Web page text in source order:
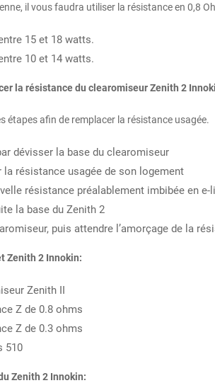
il vous faudra utiliser la résistance en 0,8
15 et 18 watts.
10 et 14 watts.
la résistance du clearomiseur Zenith 2
étapes afin de remplacer la résistance usagée.
dévisser la base du clearomiseur
la résistance usagée de son logement
résistance préalablement imbibée en e-
la base du Zenith 2
puis attendre l’amorçage de la
Zenith 2 Innokin:
Zenith II
Z de 0.8 ohms
Z de 0.3 ohms
510
Zenith 2 Innokin: